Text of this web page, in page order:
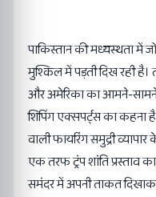
पाकिस्तानकी मध्यस्थता में
मुश्किल में पड़ती दिख रही है।
और अमेरिका का आमने-सामने
शिपिंग एक्सपर्ट्स का कहना है
वाली फायरिंग समुद्री
एक तरफ ट्रंप शांति प्रस्ताव
समंदर में अपनी ताकत